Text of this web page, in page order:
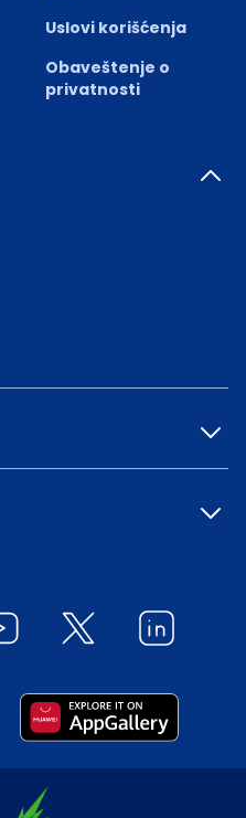
Uslovi korišćenja
Obaveštenje o
privatnosti